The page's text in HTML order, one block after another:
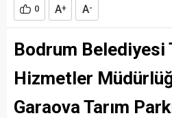
0 A+ A-
Bodrum Belediyesi
Hizmetler
Garaova Tarım